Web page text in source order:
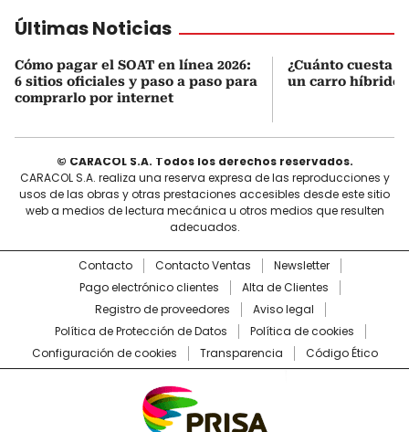
Últimas Noticias
Cómo pagar el SOAT en línea 2026:
6 sitios oficiales y paso a paso para
comprarlo por internet
¿Cuánto cuesta
un carro híbrido
© CARACOL S.A. Todos los derechos reservados.
CARACOL S.A. realiza una reserva expresa de las reproducciones y
usos de las obras y otras prestaciones accesibles desde este sitio
web a medios de lectura mecánica u otros medios que resulten
adecuados.
Contacto Contacto Ventas
Newsletter
Pago electrónico clientes
Alta de Clientes
Registro de proveedores
Aviso legal
Política de Protección de Datos
Política de cookies
Configuración de cookies
Transparencia Código Ético